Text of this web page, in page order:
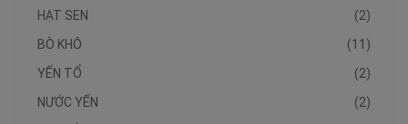
(2)
HẠT SEN
(11)
BÒ KHÔ
(2)
YẾN TỔ
(2)
NƯỚC YẾN